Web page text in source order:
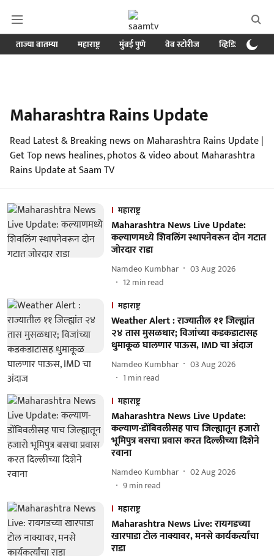
ताज्या बातम्या महाराष्ट्र मुंबई पुणे वेब स्टोरीज व्हिडिओ
Maharashtra Rains Update
Read Latest & Breaking news on Maharashtra Rains Update |
Get Top news healines, photos & video about Maharashtra
Rains Update at Saam TV
महाराष्ट्र
Maharashtra News Live Update:
कल्याणमध्ये शिवलिंग स्थापनेवरून दोन गटात
जोरदार राडा
Namdeo Kumbhar
03 Aug 2026
12min read
महाराष्ट्र
Weather Alert : राज्यातील ११ जिल्ह्यांत
२४ तास मुसळधार; विजांच्या कडकडाटासह
धुमाकूळ घालणार पाऊस, IMD चा अंदाज
Namdeo Kumbhar
03 Aug 2026
1 min read
महाराष्ट्र
Maharashtra News Live Update:
कल्याण-डोंबिवलीसह पाच जिल्ह्यातून हजारो
भूमिपुत्र बसचा प्रवास करत दिल्लीच्या दिशेने
रवाना
Namdeo Kumbhar
02 Aug 2026
9min read
महाराष्ट्र
Maharashtra News Live: रायगडच्या
खारपाडा टोल नाक्यावर, मनसे कार्यकर्त्यांचा
राडा